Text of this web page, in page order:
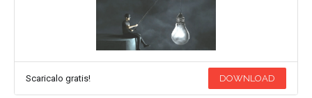
Scaricalo gratis! DOWNLOAD